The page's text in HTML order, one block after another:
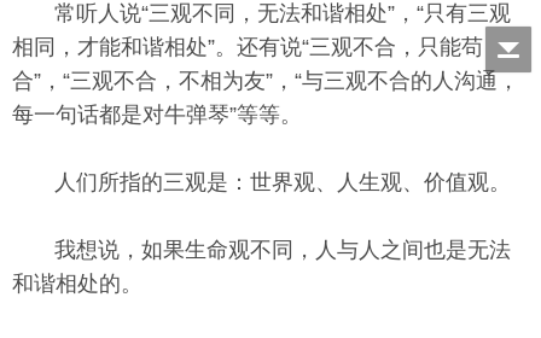
常听人说“三观不同，无法和谐相处”，“只有三观
相同，才能和谐相处”。还有说“三观不合，只能苟
合”，“三观不合，不相为友”，“与三观不合的人沟通，
每一句话都是对牛弹琴”等等。
人们所指的三观是：世界观、人生观、价值观。
我想说，如果生命观不同，人与人之间也是无法
和谐相处的。